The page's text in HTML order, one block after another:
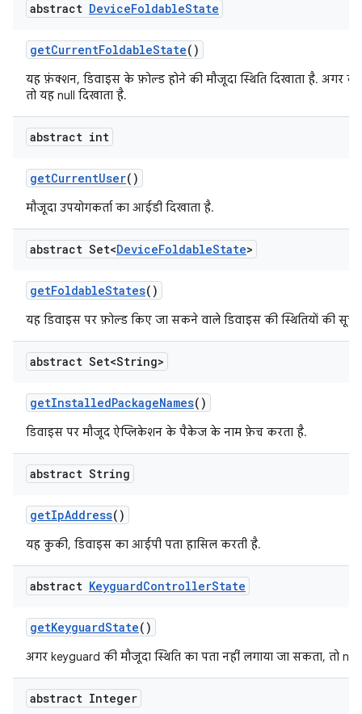
abstract DeviceFoldableState
getCurrentFoldableState()
यह फ़ंक्शन, डिवाइस के फ़ोल्ड होने की मौजूदा स्थिति दिखाता है. अगर
तो यह null दिखाता है.
abstract int
getCurrentUser()
मौजूदा उपयोगकर्ता का आईडी दिखाता है.
abstract Set<DeviceFoldableState>
getFoldableStates()
यह डिवाइस पर फ़ोल्ड किए जा सकने वाले डिवाइस की स्थितियों की सूची
abstract Set<String>
getInstalledPackageNames()
डिवाइस पर मौजूद ऐप्लिकेशन के पैकेज के नाम फ़ेच करता है.
abstract String
getIpAddress()
यह कुकी, डिवाइस का आईपी पता हासिल करती है.
abstract KeyguardControllerState
getKeyguardState()
अगर keyguard की मौजूदा स्थिति का पता नहीं लगाया जा सकता, तो
abstract Integer